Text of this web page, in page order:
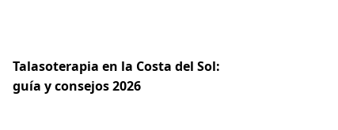
Talasoterapia en la Costa del Sol:
guía y consejos 2026